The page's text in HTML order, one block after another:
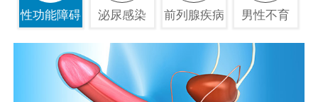
性功能障碍 泌尿感染 前列腺疾病 男性不育